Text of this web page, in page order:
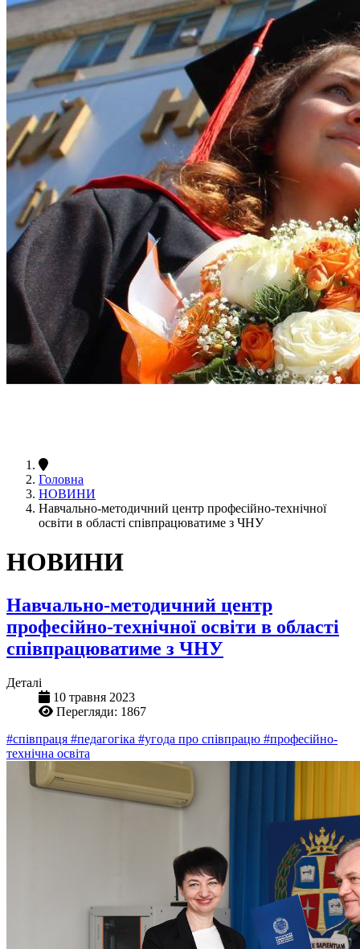
Головна
НОВИНИ
Навчально-методичний центр професійно-технічної
освіти в області співпрацюватиме з ЧНУ
НОВИНИ
Навчально-методичний центр
професійно-технічної освіти в області
співпрацюватиме з ЧНУ
Деталі
10 травня 2023
Перегляди: 1867
#співпраця #педагогіка #угода про співпрацю #професійно-
технічна освіта